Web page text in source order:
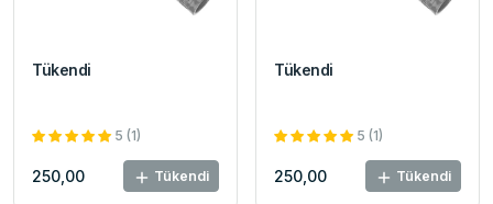
Tükendi
5 (1)
250,00 Tükendi
Tükendi
5 (1)
250,00 Tükendi